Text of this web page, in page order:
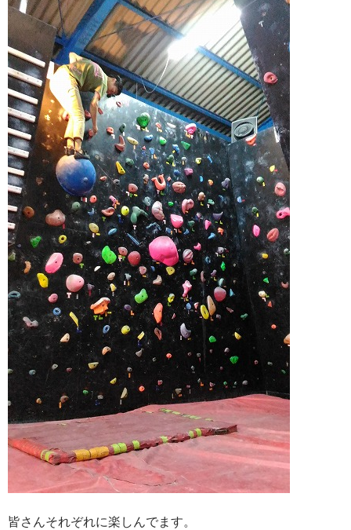
皆さんそれぞれに楽しんでます。